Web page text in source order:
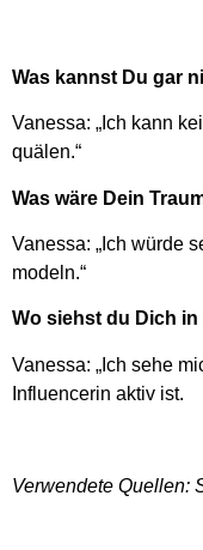
Was kannst Du gar
Vanessa: „Ich kann
quälen.“
Was wäre Dein
Vanessa: „Ich würde
modeln.“
Wo siehst du Dich
Vanessa: „Ich sehe
Influencerin aktiv ist.
Verwendete Quellen: